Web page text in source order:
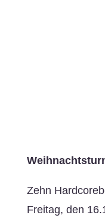
Zehn
Freitag, den